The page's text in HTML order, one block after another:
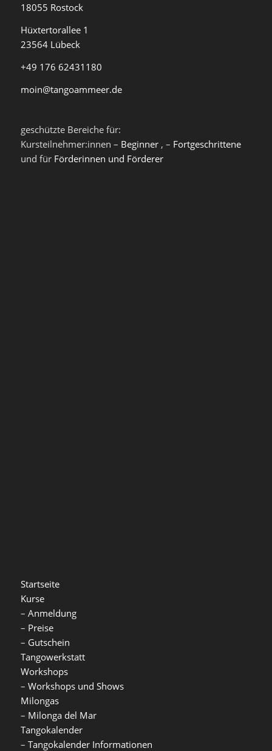
18055 Rostock
Hüxtertorallee 1
23564 Lübeck
+49 176 62431180
moin@tangoammeer.de
geschützte Bereiche für:
Kursteilnehmer:innen – Beginner, – Fortgeschrittene
und für Förderinnen und Förderer
Startseite
Kurse
– Anmeldung
– Preise
– Gutschein
Tangowerkstatt
Workshops
– Workshops und Shows
Milongas
– Milonga del Mar
Tangokalender
– Tangokalender Informationen